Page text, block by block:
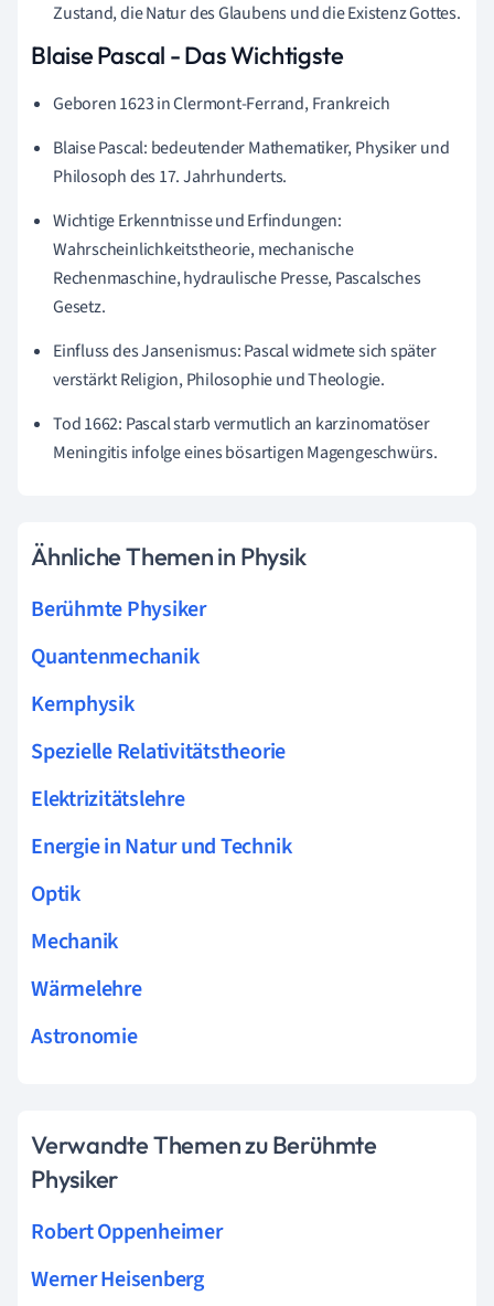
Zustand, die Natur des Glaubens und die Existenz Gottes.
Blaise Pascal - Das Wichtigste
Geboren 1623 inClermont-Ferrand, Frankreich
Blaise Pascal: bedeutender Mathematiker, Physiker und
Philosoph des 17. Jahrhunderts.
Wichtige Erkenntnisse und Erfindungen:
Wahrscheinlichkeitstheorie, mechanische
Rechenmaschine, hydraulische Presse, Pascalsches
Gesetz.
Einfluss des Jansenismus: Pascal widmete sich später
verstärkt Religion, Philosophie und Theologie.
Tod 1662: Pascal starb vermutlich an karzinomatöser
Meningitis infolge eines bösartigen Magengeschwürs.
Ähnliche Themen in Physik
Berühmte Physiker
Quantenmechanik
Kernphysik
Spezielle Relativitätstheorie
Elektrizitätslehre
Energie in Natur und Technik
Optik
Mechanik
Wärmelehre
Astronomie
Verwandte Themen zu Berühmte
Physiker
Robert Oppenheimer
Werner Heisenberg